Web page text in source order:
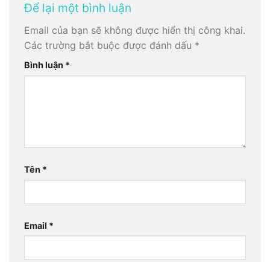
Để lại một bình luận
Email của bạn sẽ không được hiển thị công khai.
Các trường bắt buộc được đánh dấu *
Bình luận *
Tên *
Email *